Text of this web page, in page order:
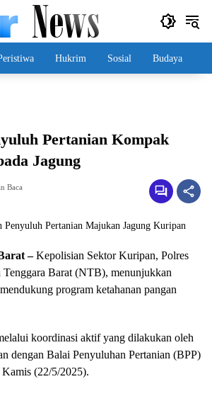
Hukrim Sosial Budaya
Pertanian Kompak
Jagung
Baca
–Kepolisian Sektor Kuripan, Polres
Barat (NTB), menunjukkan
program ketahanan pangan
koordinasi aktif yang dilakukan oleh
dengan Balai Penyuluhan Pertanian (BPP)
(22/5/2025).